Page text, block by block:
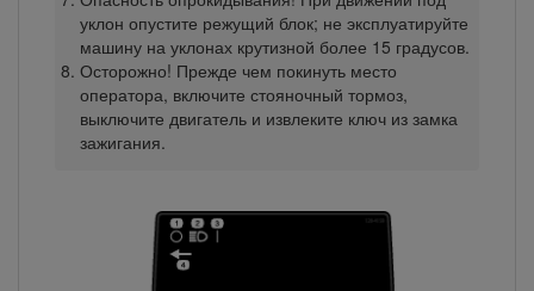
уклон опустите режущий блок; не эксплуатируйте
машину на уклонах крутизной более 15 градусов.
Осторожно! Прежде чем покинуть место
оператора, включите стояночный тормоз,
выключите двигатель и извлеките ключ из замка
зажигания.